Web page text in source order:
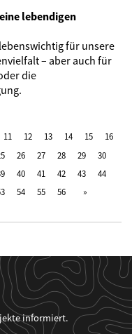
lebendigen
für unsere
– aber auch für
die
11 12 13 14 15
16
26 27 28 29
30
40 41 42 43
44
54 55 56
informiert.